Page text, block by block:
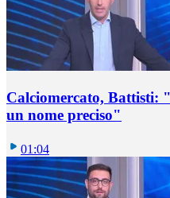
Calciomercato, Battisti:
un nome preciso"
01:04